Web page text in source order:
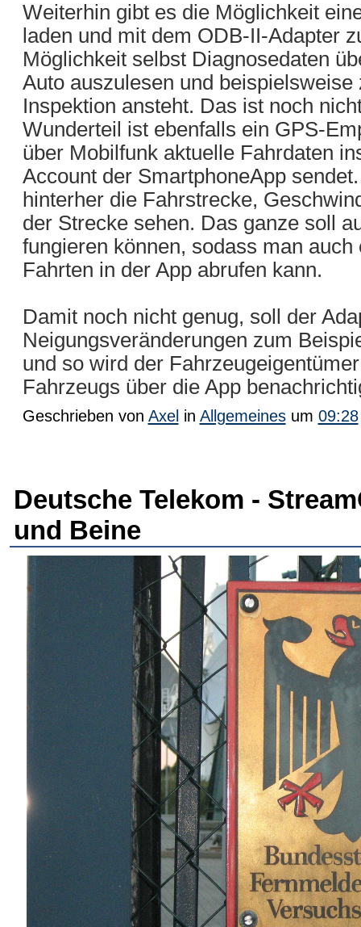
Weiterhin gibt es die Möglichkeit
laden und mit dem ODB-II-Adapter
Möglichkeit selbst Diagnosedaten
Auto auszulesen und
Inspektion ansteht. Das ist noch
Wunderteil ist ebenfalls ein GPS-
über Mobilfunk aktuelle Fahrdaten
Account der SmartphoneApp
hinterher die Fahrstrecke,
der Strecke sehen. Das ganze soll
fungieren können, sodass man
Fahrten in der App abrufen kann.
Damit noch nicht genug, soll der
Neigungsveränderungen zum
und so wird der
Fahrzeugs über die App
Geschrieben von Axel in Allgemeinesum 09:28
Deutsche Telekom -
und Beine